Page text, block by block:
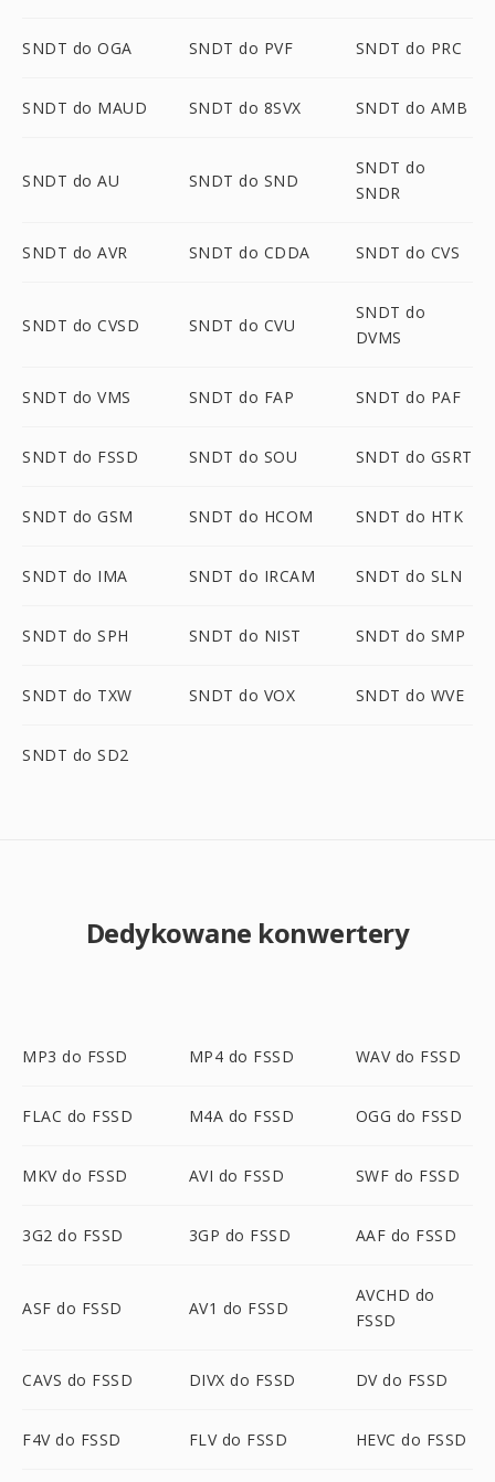
SNDT do OGA SNDT do PVF SNDT do PRC
SNDT do MAUD SNDT do 8SVX SNDT do AMB
SNDT do AU SNDT do SND
SNDT do
SNDR
SNDT do AVR SNDT do CDDA SNDT do CVS
SNDT do CVSD SNDT do CVU
SNDT do
DVMS
SNDT do VMS SNDT do FAP SNDT do PAF
SNDT do FSSD SNDT do SOU SNDT do GSRT
SNDT do GSM SNDT do HCOM SNDT do HTK
SNDT do IMA SNDT do IRCAM SNDT do SLN
SNDT do SPH SNDT do NIST SNDT do SMP
SNDT do TXW SNDT do VOX SNDT do WVE
SNDT do SD2
Dedykowane konwertery
MP3 do FSSD MP4 do FSSD WAV do FSSD
FLAC do FSSD M4A do FSSD OGG do FSSD
MKV do FSSD AVI do FSSD SWF do FSSD
3G2 do FSSD 3GP do FSSD AAF do FSSD
ASF do FSSD AV1 do FSSD
AVCHD do
FSSD
CAVS do FSSD DIVX do FSSD DV do FSSD
F4V do FSSD FLV do FSSD HEVC do FSSD